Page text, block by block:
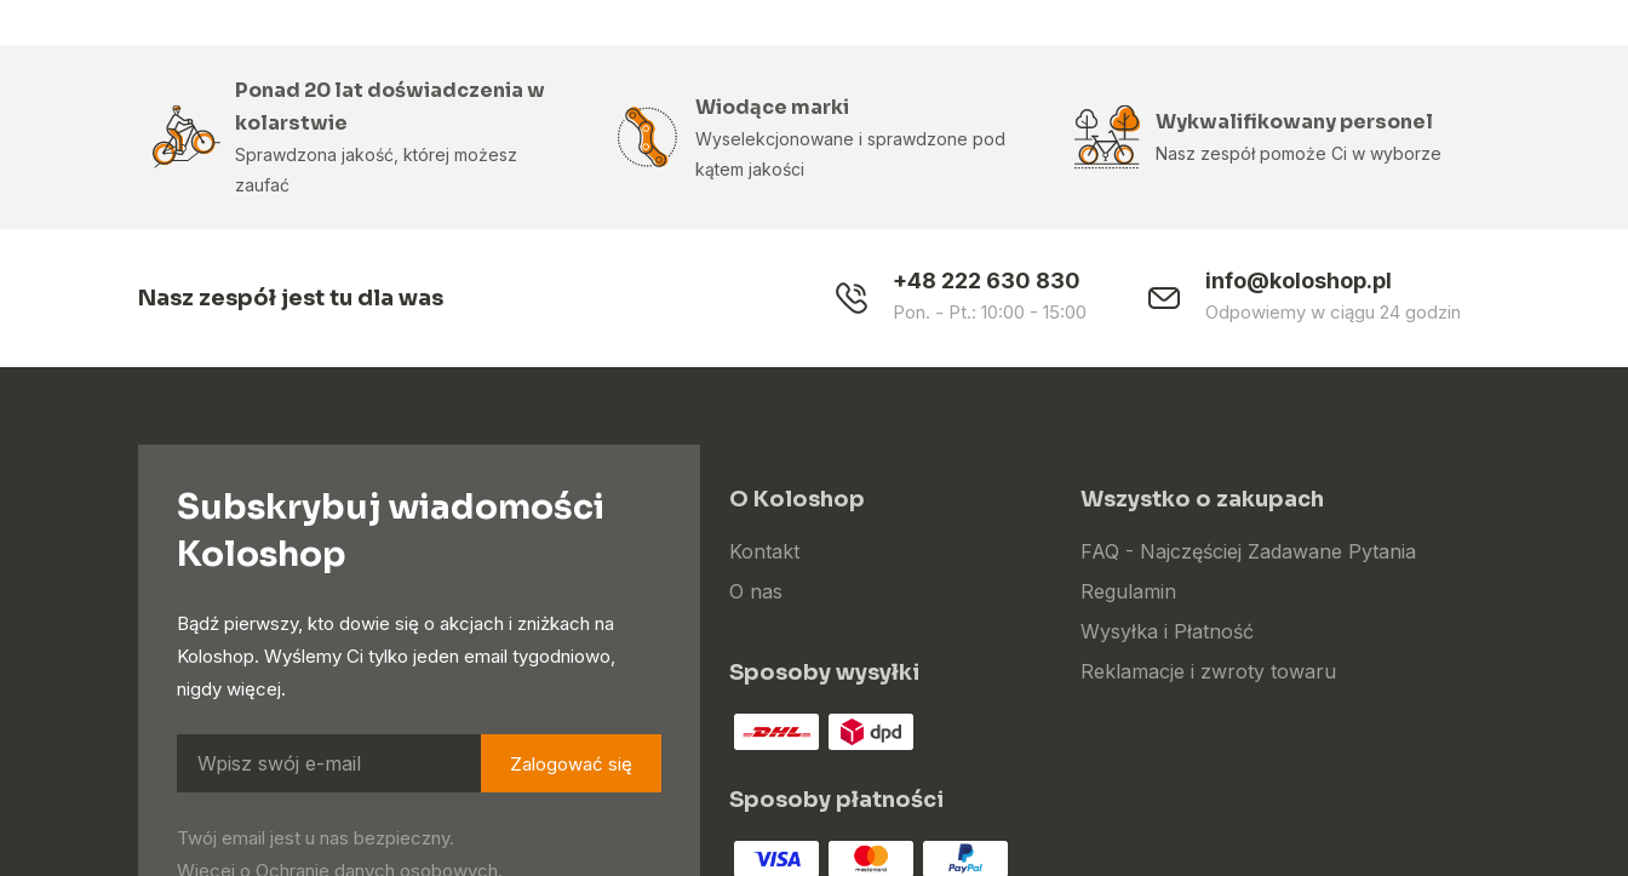
Ponad 20 lat doświadczenia w
kolarstwie
Sprawdzona jakość, której możesz
zaufać
Wiodące marki
Wyselekcjonowane i sprawdzone pod
kątem jakości
Wykwalifikowany personel
Nasz zespół pomoże Ci w wyborze
Nasz zespół jest tu dla was
+48 222 630 830
Pon. - Pt.: 10:00 - 15:00
info@koloshop.pl
Odpowiemy w ciągu 24 godzin
Subskrybuj wiadomości
Koloshop
Bądź pierwszy, kto dowie się o akcjach i zniżkach na
Koloshop. Wyślemy Ci tylko jeden email tygodniowo,
nigdy więcej.
Zalogować się
Twój email jest u nas bezpieczny.
Więcej o Ochranie danych osobowych.
O Koloshop
Kontakt
O nas
Sposoby wysyłki
Sposoby płatności
Wszystko o zakupach
FAQ - Najczęściej Zadawane Pytania
Regulamin
Wysyłka i Płatność
Reklamacje i zwroty towaru